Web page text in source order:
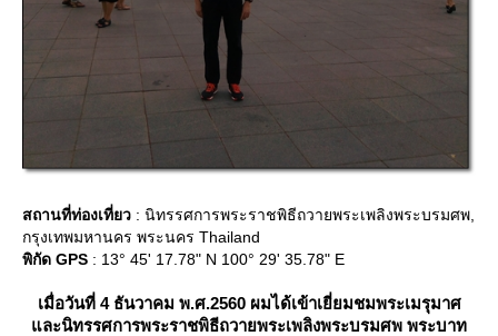
สถานที่ท่องเที่ยว : นิทรรศการพระราชพิธีถวายพระเพลิงพระบรมศพ,
กรุงเทพมหานคร พระนคร Thailand
พิกัด GPS : 13° 45' 17.78" N 100° 29' 35.78" E
เมื่อวันที่ 4 ธันวาคม พ.ศ.2560 ผมได้เข้าเยี่ยมชมพระเมรุมาศ
ละนิทรรศการพระราชพิธีถวายพระเพลิงพระบรมศพ พระบาท